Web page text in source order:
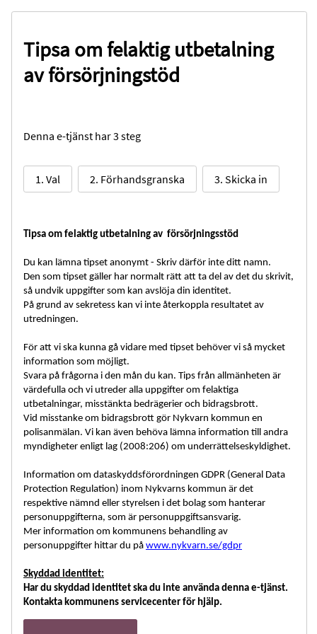
Tipsa om felaktig utbetalning
av försörjningstöd
Denna e-tjänst har 3 steg
1. Val 2. Förhandsgranska 3. Skicka in
Tipsa om felaktig utbetalning av försörjningsstöd
Du kan lämna tipset anonymt - Skriv därför inte ditt namn.
Den som tipset gäller har normalt rätt att ta del av det du skrivit,
så undvik uppgifter som kan avslöja din identitet.
På grund av sekretess kan vi inte återkoppla resultatet av
utredningen.
För att vi ska kunna gå vidare med tipset behöver vi så mycket
information som möjligt.
Svara på frågorna i den mån du kan. Tips från allmänheten är
värdefulla och vi utreder alla uppgifter om felaktiga
utbetalningar, misstänkta bedrägerier och bidragsbrott.
Vid misstanke om bidragsbrott gör Nykvarn kommun en
polisanmälan. Vi kan även behöva lämna information till andra
myndigheter enligt lag (2008:206) om underrättelseskyldighet.
Information om dataskyddsförordningen GDPR (General Data
Protection Regulation) inom Nykvarns kommun är det
respektive nämnd eller styrelsen i det bolag som hanterar
personuppgifterna, som är personuppgiftsansvarig.
Mer information om kommunens behandling av
personuppgifter hittar du på www.nykvarn.se/gdpr
Skyddad identitet:
Har du skyddad identitet ska du inte använda denna e-tjänst.
Kontakta kommunens servicecenter för hjälp.